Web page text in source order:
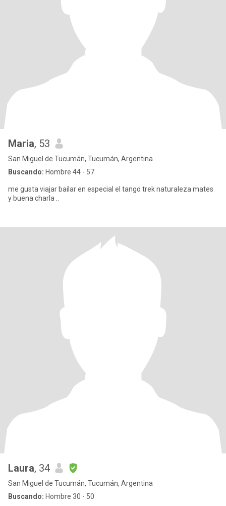
Maria, 53
San Miguel de Tucumán, Tucumán, Argentina
Buscando: Hombre 44 - 57
me gusta viajar bailar en especial el tango trek naturaleza mates
y buena charla ..
Laura, 34
San Miguel de Tucumán, Tucumán, Argentina
Buscando: Hombre 30 - 50